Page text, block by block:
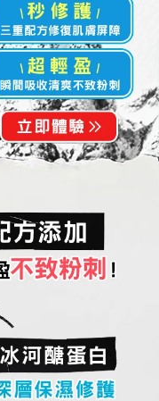
\秒修護/
重配方修復肌膚屏障​
\超輕盈/
間吸收清爽不致粉刺​
方添加
不致粉刺！
冰河醣蛋白
層保濕修護